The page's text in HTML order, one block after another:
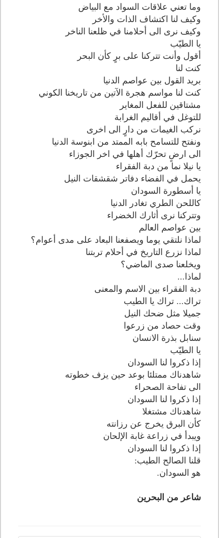
وما تعني علاقات السواد مع البياض
وكيف لنا اكتشاف الذات والأخر
وكيف نرى الى أحلامنا في ظلعنا الناخر
يا الطيّب
أقول وأنت تتركنا على برٍ كأن البحر
كنت لنا
بريد القول بين عواصم الدنيا
كنت لنا مواسم هجرة الآتين من تاريخنا الكوني
مشتاقين للفعل المغاير
للتوغل في أقاليم الغرابة
نركب الغيمات من دارٍ الى اخرى
ونفتح للتسامح بابه الممتد من ابنوسة الدنيا
الى ارضٍ تحرّك أهلها في اخر الجوزاء
يا نيلا نما من دبة الفقراء
يحمل في الفضاء دفاتر شقشقات النيل
يا أسطورة السودان
كاللحن الطري تغادر الدنيا
وتتركنا نرى أثارك الخضراء
بين عواصم العالم
لماذا نلتقي يوما ويصفعنا البعاد على مدى أعوام؟
لماذا نزرع التاريخ في أحلام تربتنا
ويخلعنا صدى الماضي؟
لماذا...
دبة الفقراء بين الاسم والمعنى
تراك... تراك يا الطيب
جميلا مثل ضحك النيل
وقت حصاد من زرعوا
سنابل بذرة الانسان
يا الطيّب
إذا ذكروا لنا السودان
شاهدناك ممتلئا بوعد حين يزف خطوته
الى تفاحة الصحراء
إذا ذكروا لنا السودان
شاهدناك مشتغلا
كأن البرق يخرج عن رزانته
ويبدأ في زراعة غابة الإلحان
إذا ذكروا لنا السودان
قلنا الصالح الطيب:
هو السودان.
شاعر من البحرين